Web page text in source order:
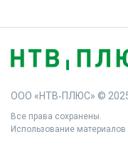
ООО «НТВ‑ПЛЮС» ©
Все права сохранены.
Использование